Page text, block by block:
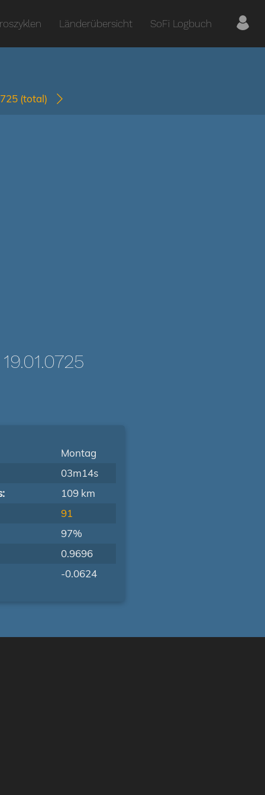
Länderübersicht SoFi Logbuch
(total)
Montag
03m14s
109 km
91
97%
0.9696
-0.0624